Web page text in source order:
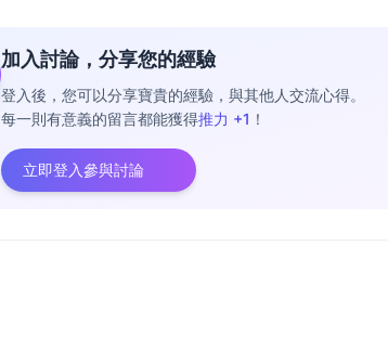
加入討論，分享您的經驗
登入後，您可以分享寶貴的經驗，與其他人交流心得。
每一則有意義的留言都能獲得推力 +1 ！
立即登入參與討論